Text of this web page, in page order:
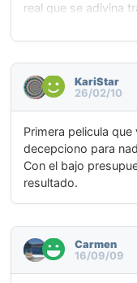
real que se adivina
una vez pasado el
la película. Pero no
KariStar
26/02/10
Primera pelicula
decepciono para
Con el bajo
resultado.
Carmen
16/09/09